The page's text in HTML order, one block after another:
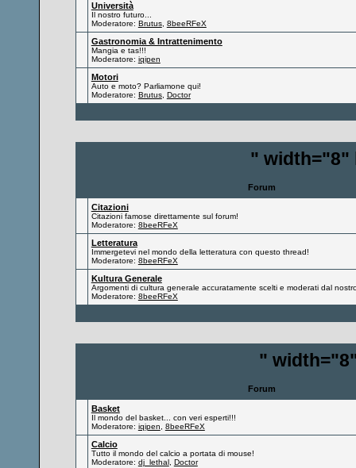
Università
Il nostro futuro...
Moderatore: Brutus, 8beeRFeX
Gastronomia & Intrattenimento
Mangia e tas!!!
Moderatore: iqipen
Motori
Auto e moto? Parliamone qui!
Moderatore: Brutus, Doctor
" width="8"
Forum
Citazioni
Citazioni famose direttamente sul forum!
Moderatore: 8beeRFeX
Letteratura
Immergetevi nel mondo della letteratura con questo thread!
Moderatore: 8beeRFeX
Kultura Generale
Argomenti di cultura generale accuratamente scelti e moderati dal
Moderatore: 8beeRFeX
"
Forum
Basket
Il mondo del basket... con veri esperti!!!
Moderatore: iqipen 8beeRFeX
Calcio
Tutto il mondo del calcio a portata di mouse!
Moderatore: dj_lethal, Doctor